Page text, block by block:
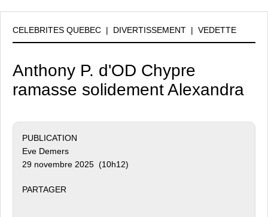
CELEBRITES QUEBEC | DIVERTISSEMENT | VEDETTE
Anthony P. d'OD Chypre
ramasse solidement Alexandra
PUBLICATION
Eve Demers
29 novembre 2025 (10h12)
PARTAGER